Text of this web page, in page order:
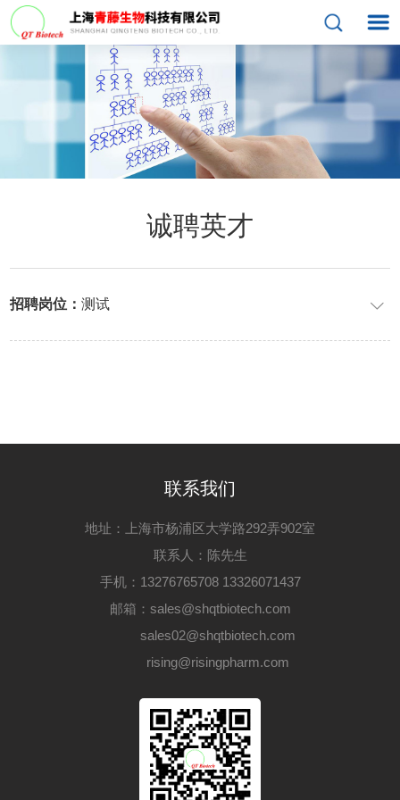
诚聘英才
招聘岗位：测试 
联系我们
地址：上海市杨浦区大学路292弄902室
联系人：陈先生
手机：13276765708 13326071437
邮箱：sales@shqtbiotech.com
sales02@shqtbiotech.com
rising@risingpharm.com